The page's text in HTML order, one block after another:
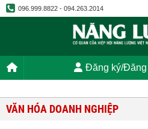
096.999.8822 - 094.263.2014
Đăng ký/Đăng
VĂN HÓA DOANH NGHIỆP